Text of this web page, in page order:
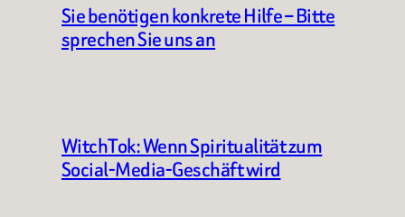
Sie benötigen konkrete Hilfe – Bitte
sprechen Sie uns an
WitchTok: Wenn Spiritualität zum
Social-Media-Geschäft wird